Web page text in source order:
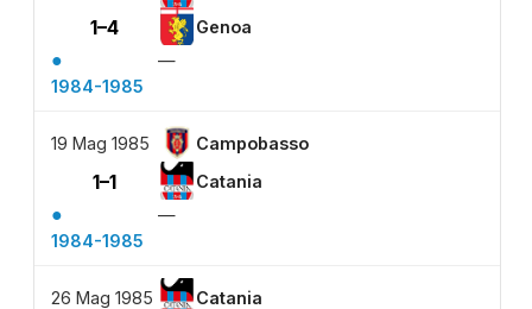
1–4 Genoa
●
—
1984-1985
19 Mag 1985 Campobasso
1–1 Catania
●
—
1984-1985
26 Mag 1985 Catania